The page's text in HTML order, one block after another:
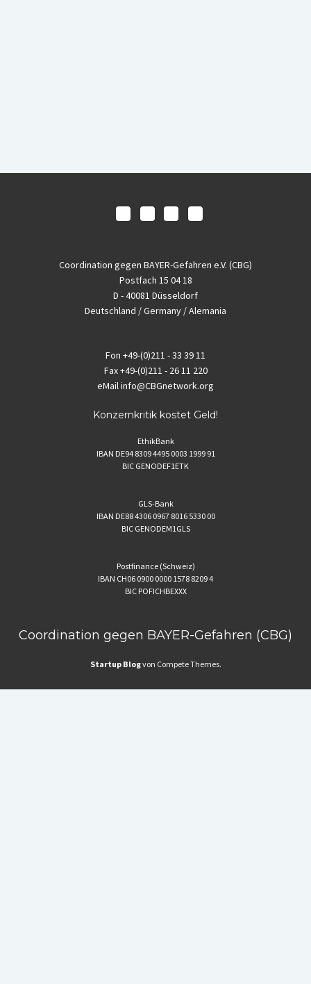
Coordination gegen BAYER-Gefahren e.V. (CBG)
Postfach 15 04 18
D - 40081 Düsseldorf
Deutschland / Germany / Alemania
Fon +49-(0)211 - 33 39 11
Fax+49-(0)211 - 26 11 220
eMailinfo@CBGnetwork.org
Konzernkritik kostet Geld!
EthikBank
IBAN DE94 8309 4495 0003 1999 91
BIC GENODEF1ETK
GLS-Bank
IBAN DE88 4306 0967 8016 5330 00
BIC GENODEM1GLS
Postfinance (Schweiz)
IBAN CH06 0900 0000 1578 8209 4
BIC POFICHBEXXX
Coordination gegen BAYER-Gefahren (CBG)
Startup Blogvon Compete Themes.